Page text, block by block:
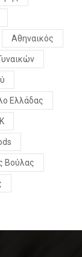
Αθηναικός
Ελλάδας
Βούλας